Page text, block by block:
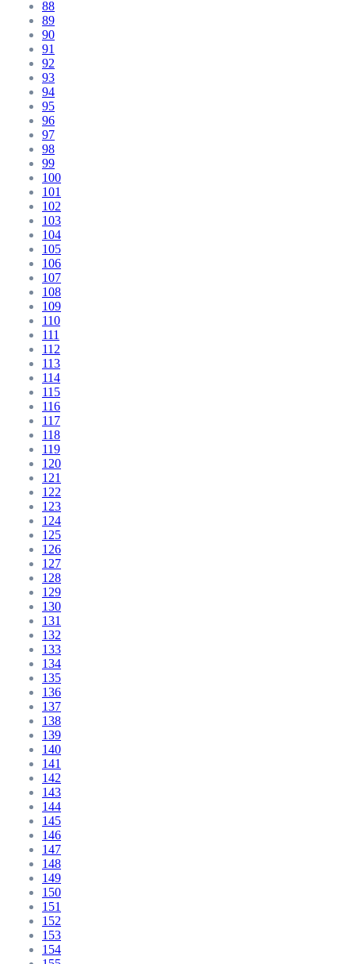
88
89
90
91
92
93
94
95
96
97
98
99
100
101
102
103
104
105
106
107
108
109
110
111
112
113
114
115
116
117
118
119
120
121
122
123
124
125
126
127
128
129
130
131
132
133
134
135
136
137
138
139
140
141
142
143
144
145
146
147
148
149
150
151
152
153
154